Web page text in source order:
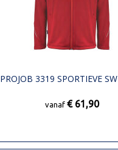
PROJOB 3319 SPORTIEVE
vanaf € 61,90